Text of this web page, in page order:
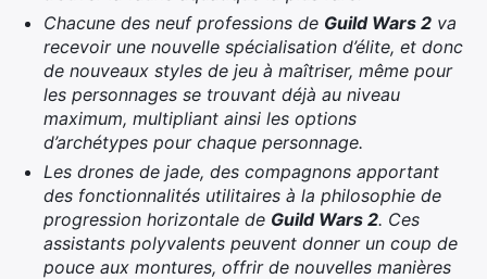
Chacune des neuf professions de Guild Wars 2 va
recevoir une nouvelle spécialisation d’élite, et donc
de nouveaux styles de jeu à maîtriser, même pour
les personnages se trouvant déjà au niveau
maximum, multipliant ainsi les options
d’archétypes pour chaque personnage.
Les drones de jade, des compagnons apportant
des fonctionnalités utilitaires à la philosophie de
progression horizontale de Guild Wars 2. Ces
assistants polyvalents peuvent donner un coup de
pouce aux montures, offrir de nouvelles manières